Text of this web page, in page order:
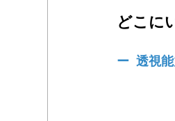
どこに
ー  透視